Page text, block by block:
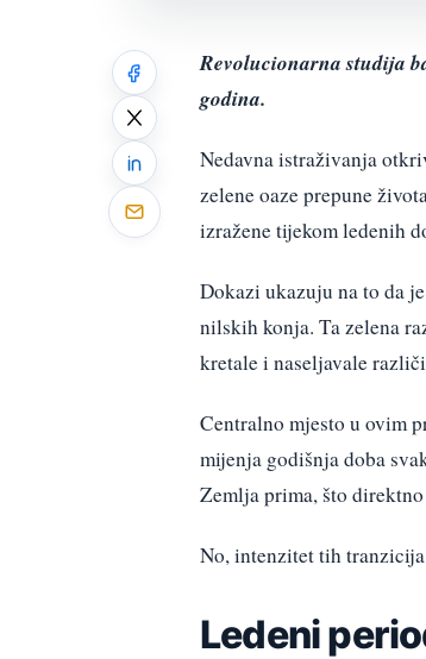
Revolucionarna studija
godina.
Nedavna istraživanja
zelene oaze prepune
izražene tijekom ledenih
Dokazi ukazuju na to da
nilskih konja. Ta zelena
kretale i naseljavale
Centralno mjesto u ovim
mijenja godišnja doba
Zemlja prima, što
No, intenzitet tih
Ledeni